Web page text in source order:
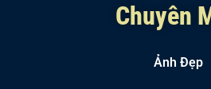
Chuyên
Ảnh Đẹp